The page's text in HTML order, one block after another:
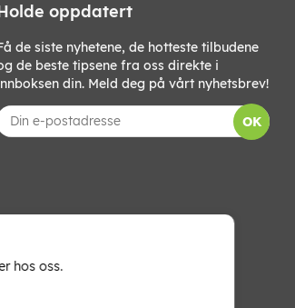
oppdatert
de siste nyhetene, de hotteste tilbudene
de beste tipsene fra oss direkte i
din. Meld deg på vårt nyhetsbrev!
OK
hos oss.